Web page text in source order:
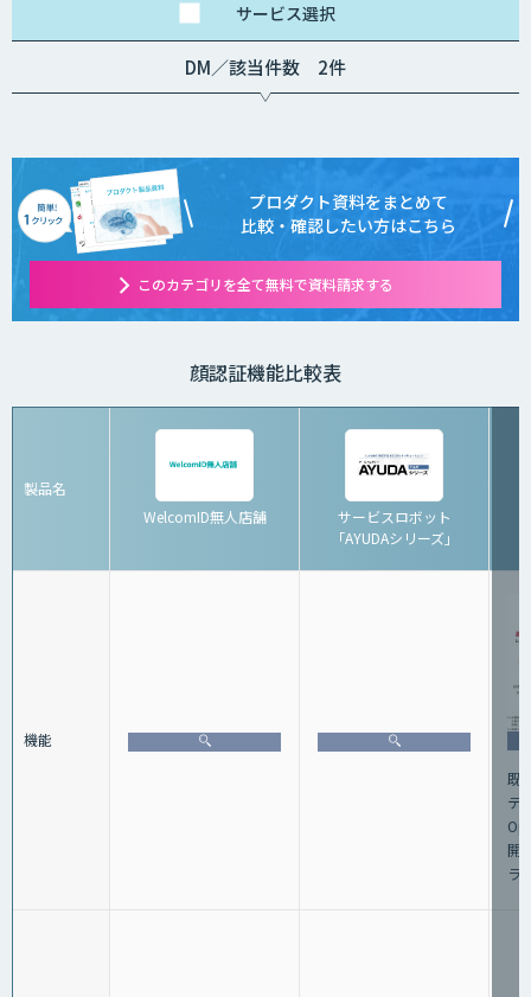
サービス選択
DM／該当件数 2件
プロダクト資料をまとめて
比較・確認したい方はこちら
このカテゴリを全て無料で資料請求する
顔認証機能比較表
製品名
WelcomID無人店舗
サービスロボット
「AYUDAシリーズ」
機能
既
テ
開
ラ